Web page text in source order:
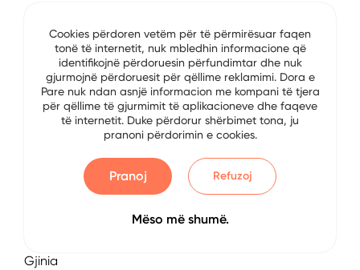
E-mail
Numri i Telefonit
Gjinia
Cookies përdoren vetëm për të përmirësuar faqen
tonë të internetit, nuk mbledhin informacione që
identifikojnë përdoruesin përfundimtar dhe nuk
gjurmojnë përdoruesit për qëllime reklamimi. Dora e
Pare nuk ndan asnjë informacion me kompani të tjera
për qëllime të gjurmimit të aplikacioneve dhe faqeve
të internetit. Duke përdorur shërbimet tona, ju
pranoni përdorimin e cookies.
Pranoj Refuzoj
Mëso më shumë.